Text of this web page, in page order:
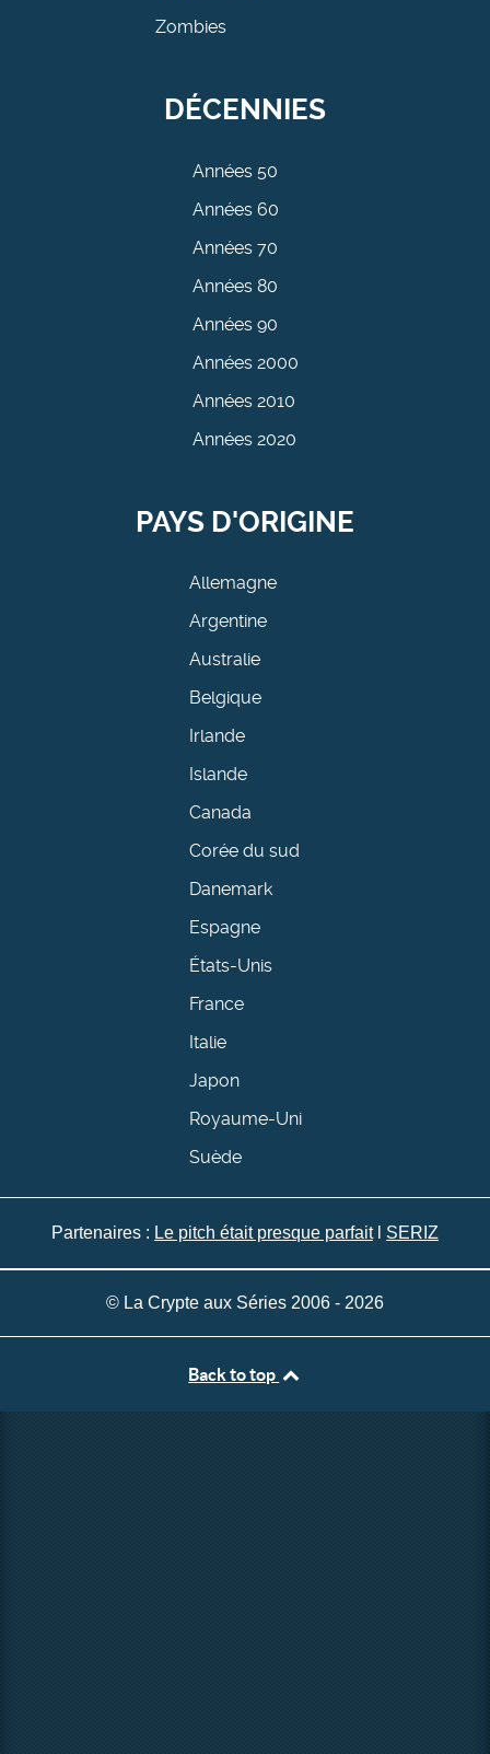
Zombies
DÉCENNIES
Années 50
Années 60
Années 70
Années 80
Années 90
Années 2000
Années 2010
Années 2020
PAYS D'ORIGINE
Allemagne
Argentine
Australie
Belgique
Irlande
Islande
Canada
Corée du sud
Danemark
Espagne
États-Unis
France
Italie
Japon
Royaume-Uni
Suède
Partenaires : Le pitch était presque parfaitl SERIZ
© La Crypte aux Séries 2006 - 2026
Back to top